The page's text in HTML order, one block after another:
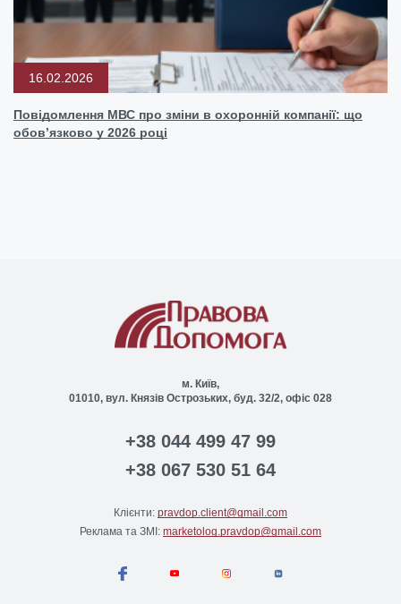
16.02.2026
Повідомлення МВС про зміни в охоронній компанії: що
обов’язково у 2026 році
м. Київ,
01010, вул. Князів Острозьких, буд. 32/2, офіс 028
+38 044 499 47 99
+38 067 530 51 64
Клієнти: pravdop.client@gmail.com
Реклама та ЗМІ: marketolog.pravdop@gmail.com